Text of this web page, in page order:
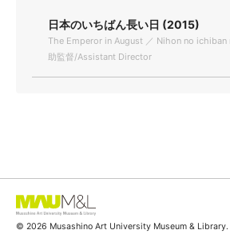
日本のいちばん長い日 (2015)
The Emperor in August ／ Nihon no ichiban
助監督/Assistant Director
© 2026 Musashino Art University Museum &